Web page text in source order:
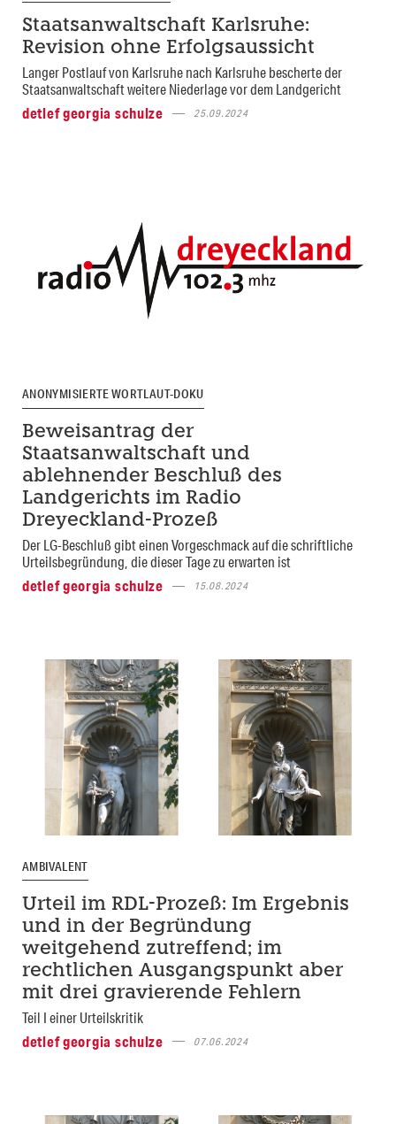
Staatsanwaltschaft Karlsruhe:
Revision ohne Erfolgsaussicht
Langer Postlauf von Karlsruhe nach Karlsruhe bescherte der
Staatsanwaltschaft weitere Niederlage vor dem Landgericht
detlef georgia schulze
25.09.2024
ANONYMISIERTE WORTLAUT-DOKU
Beweisantrag der
Staatsanwaltschaft und
ablehnender Beschluß des
Landgerichts im Radio
Dreyeckland-Prozeß
Der LG-Beschluß gibt einen Vorgeschmack auf die schriftliche
Urteilsbegründung, die dieser Tage zu erwarten ist
detlef georgia schulze
15.08.2024
AMBIVALENT
Urteil im RDL-Prozeß: Im Ergebnis
und in der Begründung
weitgehend zutreffend; im
rechtlichen Ausgangspunkt aber
mit drei gravierende Fehlern
Teil I einer Urteilskritik
detlef georgia schulze
07.06.2024